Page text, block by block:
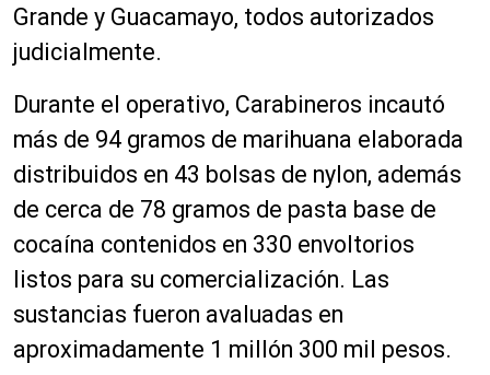
Grande y Guacamayo, todos autorizados
judicialmente.
Durante el operativo, Carabineros incautó
más de 94 gramos de marihuana elaborada
distribuidos en 43 bolsas de nylon, además
de cerca de 78 gramos de pasta base de
cocaína contenidos en 330 envoltorios
listos para su comercialización. Las
sustancias fueron avaluadas en
aproximadamente 1 millón 300 mil pesos.